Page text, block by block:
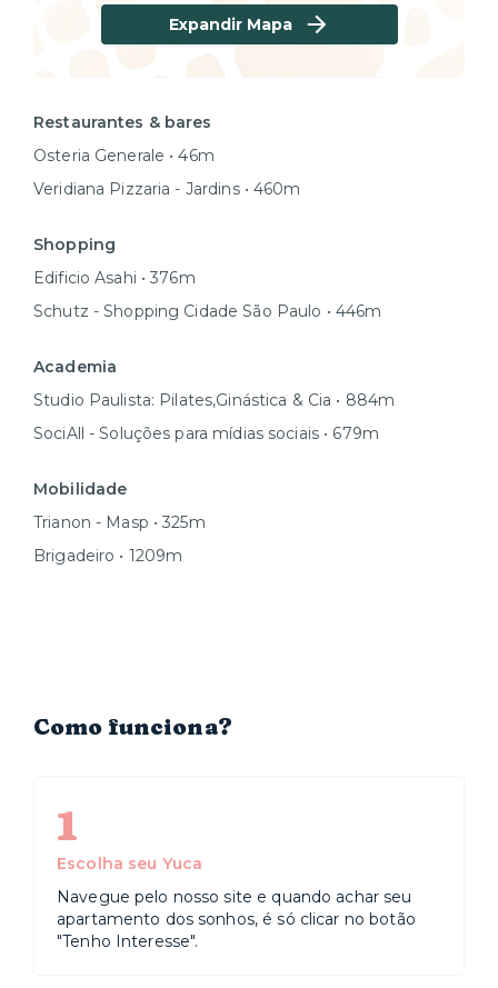
Expandir Mapa
Restaurantes & bares
Osteria Generale • 46m
Veridiana Pizzaria - Jardins • 460m
Shopping
Edificio Asahi • 376m
Schutz - Shopping Cidade São Paulo • 446m
Academia
Studio Paulista: Pilates,Ginástica & Cia • 884m
SociAll - Soluções para mídias sociais • 679m
Mobilidade
Trianon - Masp • 325m
Brigadeiro • 1209m
Como funciona?
1
Escolha seu Yuca
Navegue pelo nosso site e quando achar seu
apartamento dos sonhos, é só clicar no botão
"Tenho Interesse".